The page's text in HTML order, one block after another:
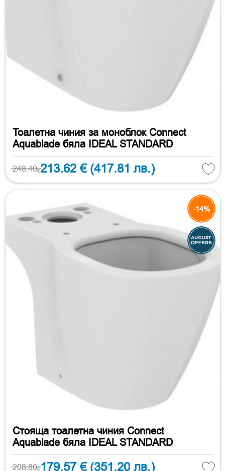
Тоалетна чиния за моноблок Connect
Aquablade бяла IDEAL STANDARD
248.40€213.62 € (417.81 лв.)
-14%
Стояща тоалетна чиния Connect
Aquablade бяла IDEAL STANDARD
208.80€179.57 € (351.20 лв.)